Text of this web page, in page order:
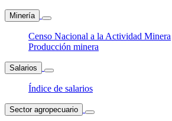
Minería
Censo Nacional a la Actividad Minera
Producción minera
Salarios
Índice de salarios
Sector agropecuario